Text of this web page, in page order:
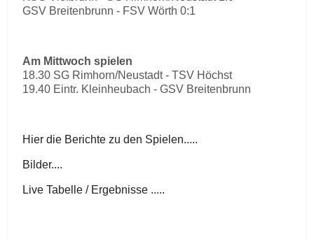
GSV Breitenbrunn - FSV Wörth 0:1
Am Mittwoch spielen
18.30 SG Rimhorn/Neustadt - TSV Höchst
19.40 Eintr. Kleinheubach - GSV Breitenbrunn
Hier die Berichte zu den Spielen.....
Bilder....
Live Tabelle / Ergebnisse .....